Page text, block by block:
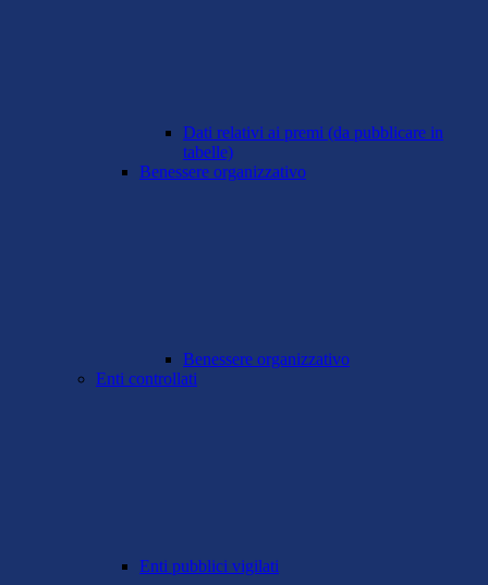
Dati relativi ai premi (da pubblicare in
tabelle)
Benessere organizzativo
Benessere organizzativo
Enti controllati
Enti pubblici vigilati